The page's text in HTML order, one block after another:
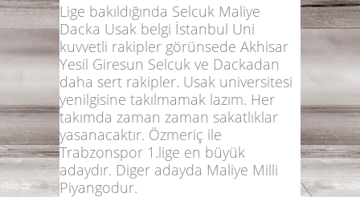
Lige bakıldığında Selcuk Maliye
Dacka Usak belgi İstanbul Uni
kuvvetli rakipler görünsede Akhisar
Yesil Giresun Selcuk ve Dackadan
daha sert rakipler. Usak universitesi
yenilgisine takılmamak lazım. Her
takımda zaman zaman sakatlıklar
yasanacaktır. Özmeriç ile
Trabzonspor 1.lige en büyük
adaydır. Diger adayda Maliye Milli
Piyangodur.